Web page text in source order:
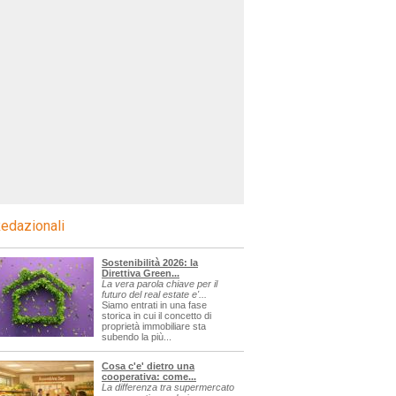
Sostenibilità 2026: la
Direttiva Green...
La vera parola chiave per il
futuro del real estate e'...
Siamo entrati in una fase
storica in cui il concetto di
proprietà immobiliare sta
subendo la più...
Cosa c'e' dietro una
cooperativa: come...
La differenza tra supermercato